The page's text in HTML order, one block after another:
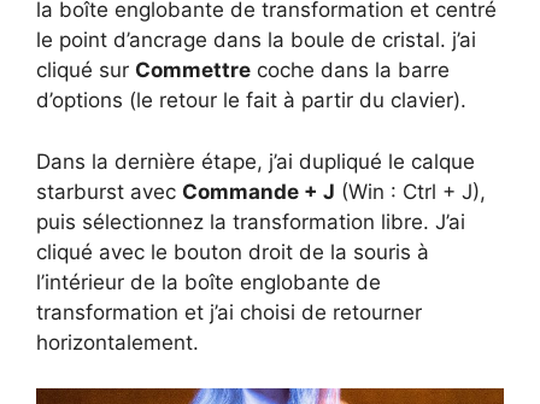
la boîte englobante de transformation et centré
le point d’ancrage dans la boule de cristal. j’ai
cliqué sur Commettre coche dans la barre
d’options (le retour le fait à partir du clavier).
Dans la dernière étape, j’ai dupliqué le calque
starburst avec Commande + J (Win : Ctrl + J),
puis sélectionnez la transformation libre. J’ai
cliqué avec le bouton droit de la souris à
l’intérieur de la boîte englobante de
transformation et j’ai choisi de retourner
horizontalement.